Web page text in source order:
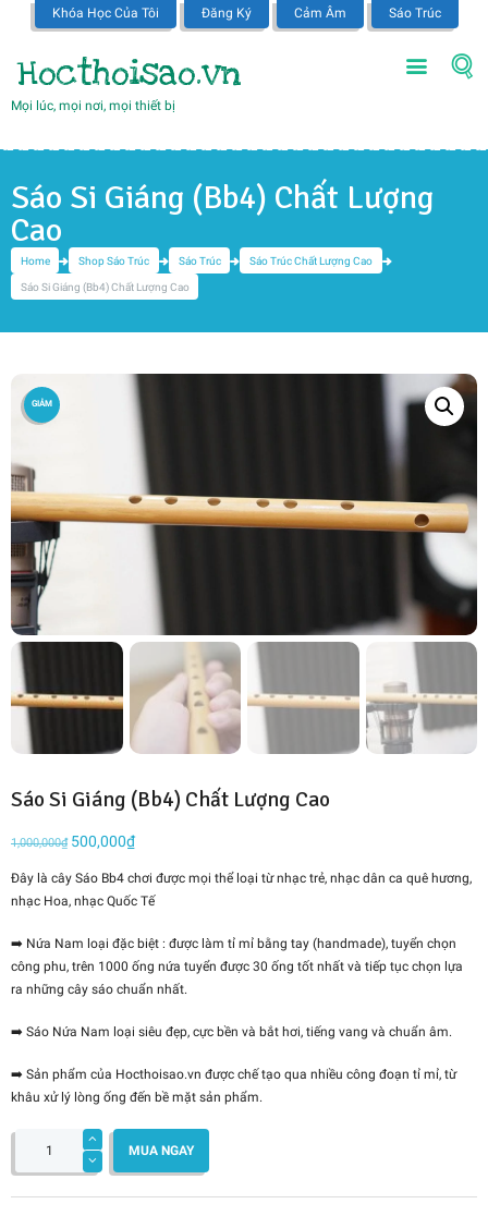
Khóa Học Của Tôi Đăng Ký Cảm Âm Sáo Trúc
Hocthoisao.vn
Mọi lúc, mọi nơi, mọi thiết bị
Home Shop Sáo Trúc Sáo Trúc Sáo Trúc Chất Lượng Cao
Sáo Si Giáng (Bb4) Chất Lượng Cao
Sáo Si Giáng (Bb4) Chất Lượng
Cao
GIẢM
Sáo Si Giáng (Bb4) Chất Lượng Cao
1,000,000₫ Giá
là:
1,000,000₫.
500,000₫Giá
tại
là:
Đây là cây Sáo Bb4 chơi được mọi thể loại từ nhạc trẻ, nhạc dân ca quê hương,
nhạc Hoa, nhạc Quốc Tế
➡️ Nứa Nam loại đặc biệt : được làm tỉ mỉ bằng tay (handmade), tuyển chọn
công phu, trên 1000 ống nứa tuyển được 30 ống tốt nhất và tiếp tục chọn lựa
ra những cây sáo chuẩn nhất.
➡️ Sáo Nứa Nam loại siêu đẹp, cực bền và bắt hơi, tiếng vang và chuẩn âm.
➡️ Sản phẩm của Hocthoisao.vn được chế tạo qua nhiều công đoạn tỉ mỉ, từ
khâu xử lý lòng ống đến bề mặt sản phẩm.
Sáo
(Bb4)
Lượng
MUA NGAY